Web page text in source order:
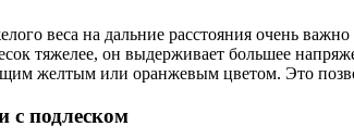
веса на дальние расстояния очень
тяжелее, он выдерживает большее
желтым или оранжевым цветом. Это
с подлеском